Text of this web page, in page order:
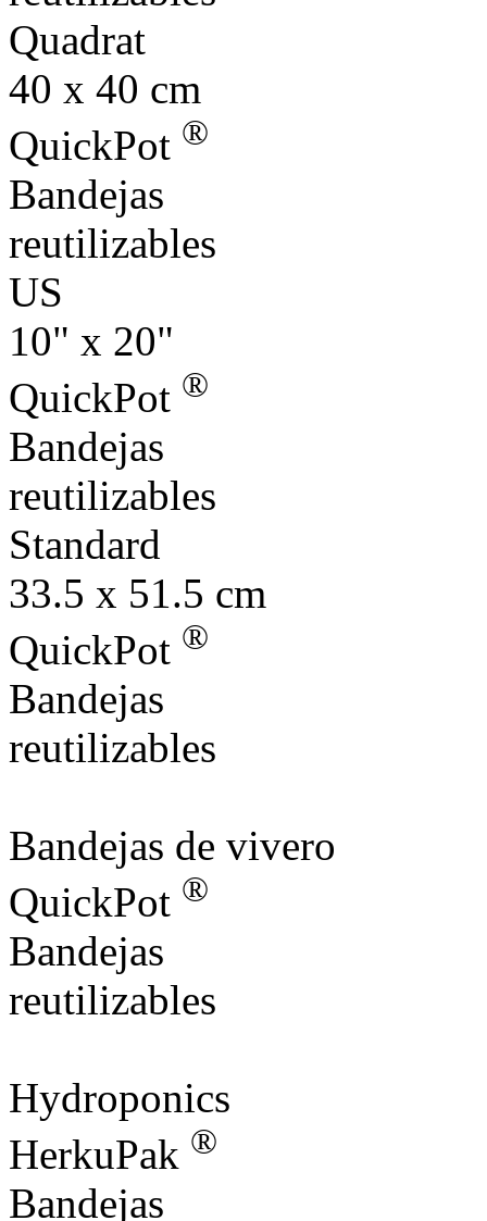
Quadrat
40 x 40 cm
QuickPot ®
Bandejas
reutilizables
US
10" x 20"
QuickPot ®
Bandejas
reutilizables
Standard
33.5 x 51.5 cm
QuickPot ®
Bandejas
reutilizables
Bandejas de vivero
QuickPot ®
Bandejas
reutilizables
Hydroponics
HerkuPak ®
Bandejas